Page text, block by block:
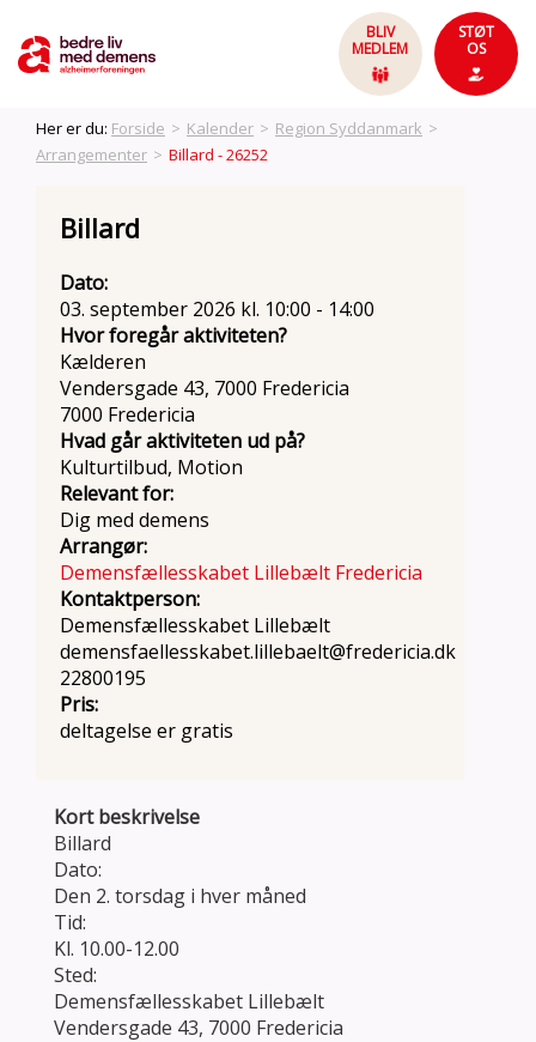
BLIV
MEDLEM
STØT
OS
Her er du: Forside > Kalender > Region Syddanmark >
Arrangementer > Billard - 26252
Billard
Dato:
03. september 2026 kl. 10:00 - 14:00
Hvor foregår aktiviteten?
Kælderen
Vendersgade 43, 7000 Fredericia
7000 Fredericia
Hvad går aktiviteten ud på?
Kulturtilbud, Motion
Relevant for:
Dig med demens
Arrangør:
Demensfællesskabet Lillebælt Fredericia
Kontaktperson:
Demensfællesskabet Lillebælt
demensfaellesskabet.lillebaelt@fredericia.dk
22800195
Pris:
deltagelse er gratis
Kort beskrivelse
Billard
Dato:
Den 2. torsdag i hver måned
Tid:
Kl. 10.00-12.00
Sted:
Demensfællesskabet Lillebælt
Vendersgade 43, 7000 Fredericia